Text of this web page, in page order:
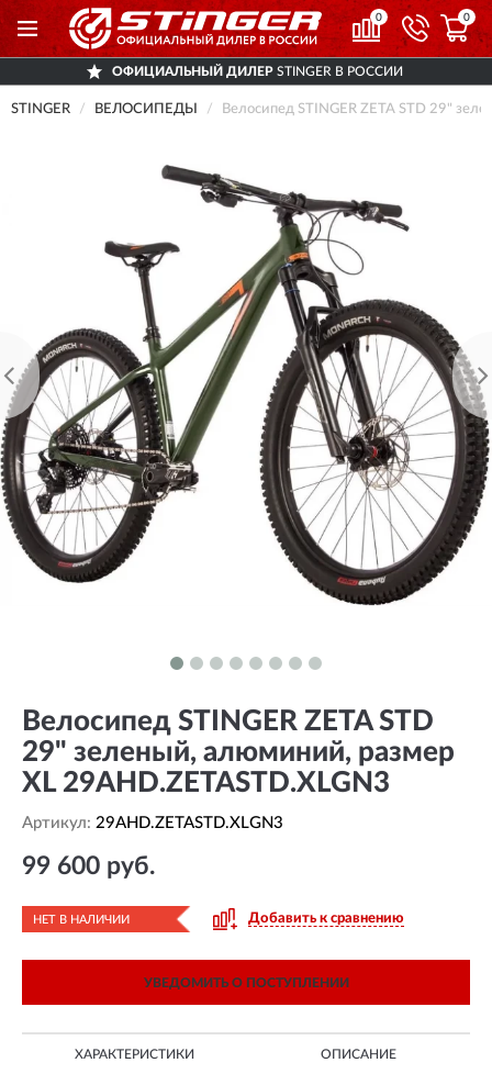
0 0
ОФИЦИАЛЬНЫЙ ДИЛЕР STINGER В РОССИИ
STINGER ВЕЛОСИПЕДЫ Велосипед STINGER ZETA STD 29"
Велосипед STINGER ZETA STD
29" зеленый, алюминий, размер
XL 29AHD.ZETASTD.XLGN3
Артикул: 29AHD.ZETASTD.XLGN3
99 600 руб.
НЕТ В НАЛИЧИИ Добавить к сравнению
УВЕДОМИТЬ О ПОСТУПЛЕНИИ
ХАРАКТЕРИСТИКИ ОПИСАНИЕ